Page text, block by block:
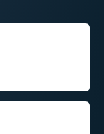
con las